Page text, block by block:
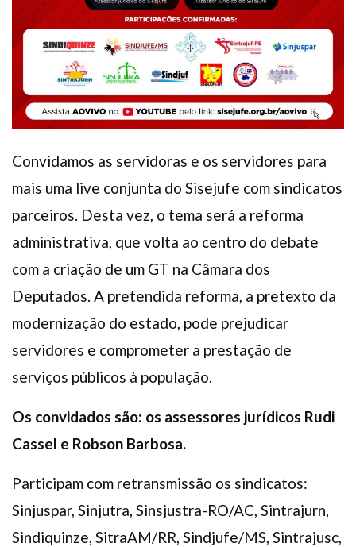
Convidamos as servidoras e os servidores para
mais uma live conjunta do Sisejufe com sindicatos
parceiros. Desta vez, o tema será a reforma
administrativa, que volta ao centro do debate
com a criação de um GT na Câmara dos
Deputados. A pretendida reforma, a pretexto da
modernização do estado, pode prejudicar
servidores e comprometer a prestação de
serviços públicos à população.
Os convidados são: os assessores jurídicos Rudi
Cassel e Robson Barbosa.
Participam com retransmissão os sindicatos:
Sinjuspar, Sinjutra, Sinsjustra-RO/AC, Sintrajurn,
Sindiquinze, SitraAM/RR, Sindjufe/MS, Sintrajusc,